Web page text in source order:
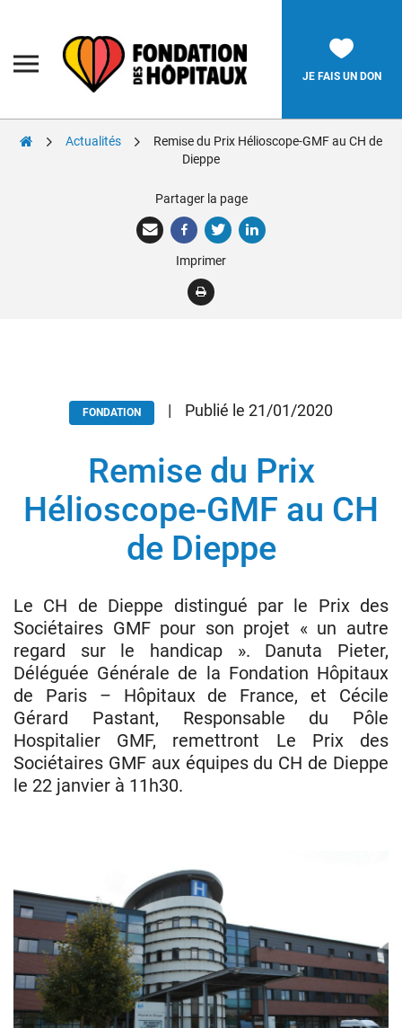
des
Hôpitaux
JE FAIS UN DON
Nous soutenir
Legs
Actualités
Remise du Prix Hélioscope-GMF au CH de
Dieppe
Partager la page
Imprimer
FONDATION | Publié le 21/01/2020
Remise du Prix
Hélioscope-GMF au CH
de Dieppe
Le CH de Dieppe distingué par le Prix des
Sociétaires GMF pour son projet « un autre
regard sur le handicap ». Danuta Pieter,
Déléguée Générale de la Fondation Hôpitaux
de Paris – Hôpitaux de France, et Cécile
Gérard Pastant, Responsable du Pôle
Hospitalier GMF, remettront Le Prix des
Sociétaires GMF aux équipes du CH de Dieppe
le 22 janvier à 11h30.